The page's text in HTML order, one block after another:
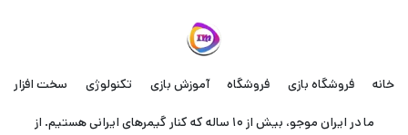
خانه فروشگاه بازی فروشگاه آموزش بازی تکنولوژی سخت افزار
ما در ایران موجو، بیش از ۱۰ ساله که کنار گیمرهای ایرانی هستیم. از